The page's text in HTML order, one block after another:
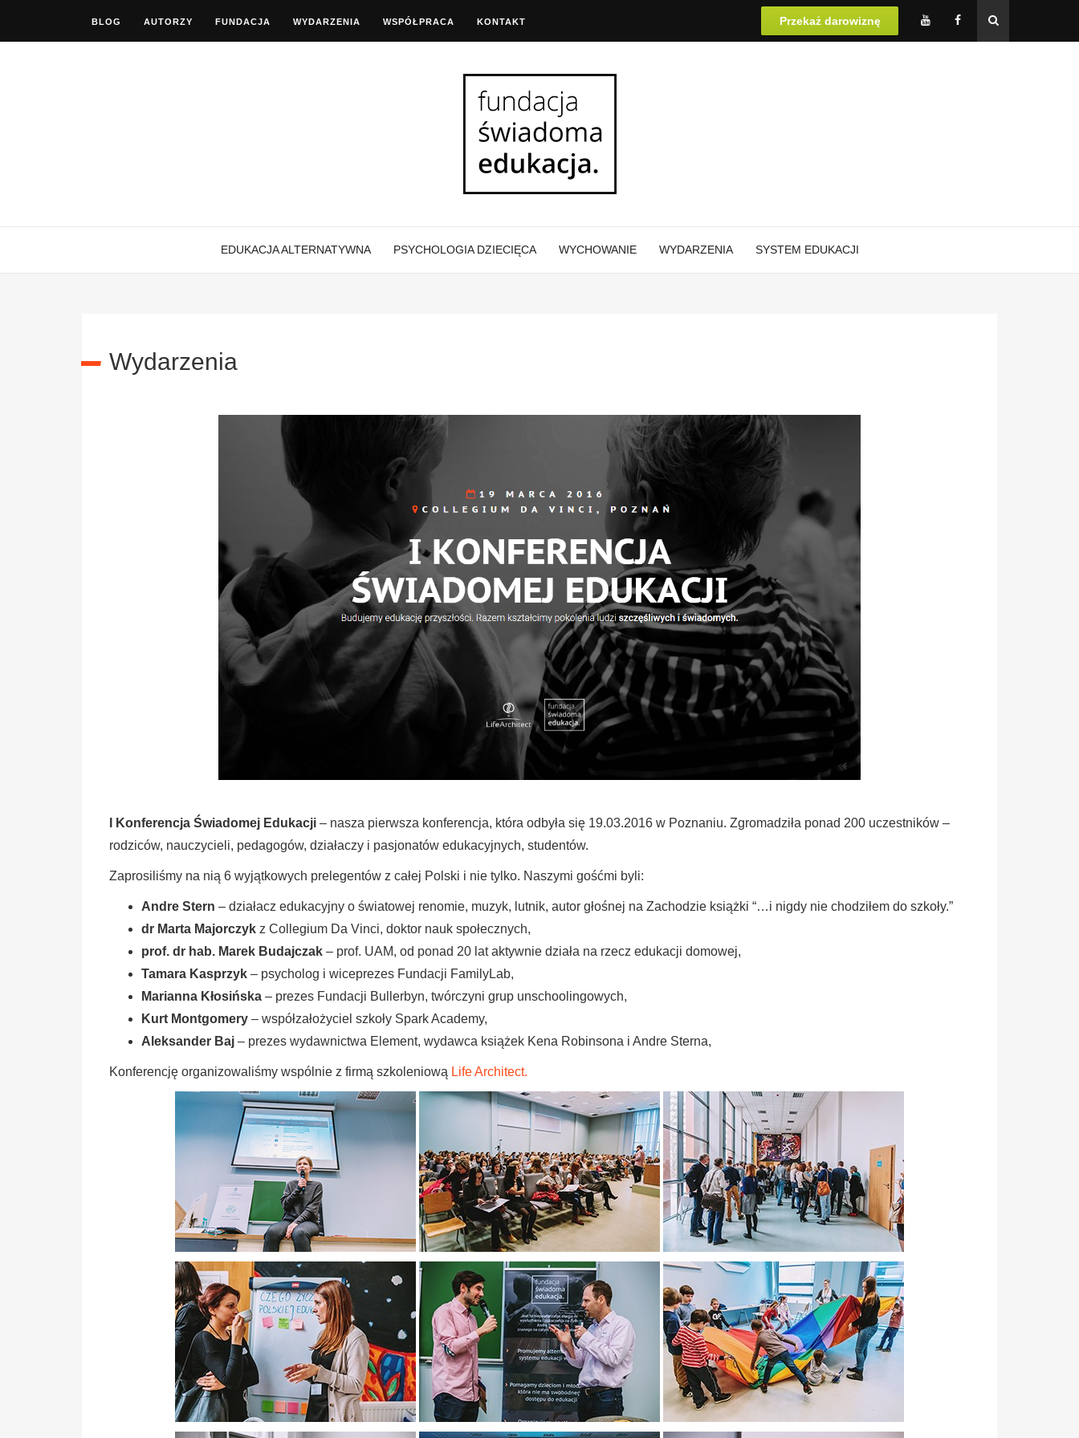
BLOG AUTORZY FUNDACJA WYDARZENIA WSPÓŁPRACA KONTAKT Przekaż darowiznę
EDUKACJA ALTERNATYWNA PSYCHOLOGIA DZIECIĘCA WYCHOWANIE WYDARZENIA ​SYSTEM EDUKACJI
Wydarzenia
I Konferencja Świadomej Edukacji – nasza pierwsza konferencja, która odbyła się 19.03.2016 w Poznaniu. Zgromadziła ponad 200 uczestników –
rodziców, nauczycieli, pedagogów, działaczy i pasjonatów edukacyjnych, studentów.
Zaprosiliśmy na nią 6 wyjątkowych prelegentów z całej Polski i nie tylko. Naszymi gośćmi byli:
Andre Stern – działacz edukacyjny o światowej renomie, muzyk, lutnik, autor głośnej na Zachodzie książki “…i nigdy nie chodziłem do szkoły.”
dr Marta Majorczyk z Collegium Da Vinci, doktor nauk społecznych,
prof. dr hab. Marek Budajczak – prof. UAM, od ponad 20 lat aktywnie działa na rzecz edukacji domowej,
Tamara Kasprzyk – psycholog i wiceprezes Fundacji FamilyLab,
Marianna Kłosińska – prezes Fundacji Bullerbyn, twórczyni grup unschoolingowych,
Kurt Montgomery – współzałożyciel szkoły Spark Academy,
Aleksander Baj – prezes wydawnictwa Element, wydawca książek Kena Robinsona i Andre Sterna,
Konferencję organizowaliśmy wspólnie z firmą szkoleniową Life Architect.